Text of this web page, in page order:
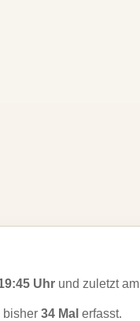
Uhr und zuletzt am
bisher 34 Mal erfasst.